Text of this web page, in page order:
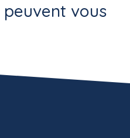
peuvent vous